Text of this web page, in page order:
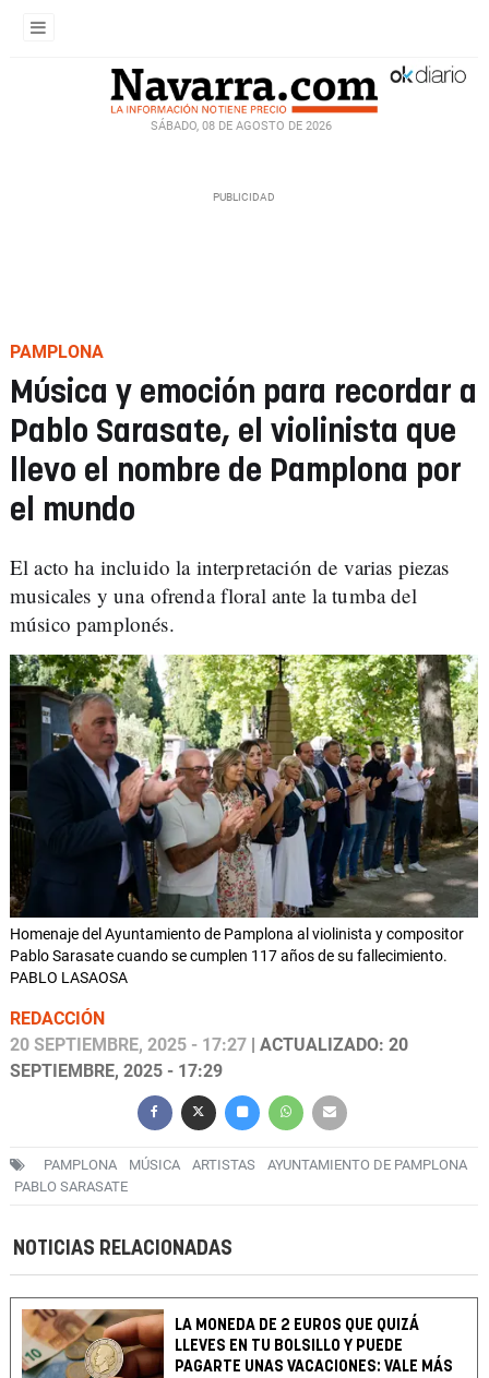
SÁBADO, 08 DE AGOSTO DE 2026
PAMPLONA
Música y emoción para recordar a
Pablo Sarasate, el violinista que
llevo el nombre de Pamplona por
el mundo
El acto ha incluido la interpretación de varias piezas
musicales y una ofrenda floral ante la tumba del
músico pamplonés.
Homenaje del Ayuntamiento de Pamplona al violinista y compositor
Pablo Sarasate cuando se cumplen 117 años de su fallecimiento.
PABLO LASAOSA
REDACCIÓN
20 SEPTIEMBRE, 2025 - 17:27 | ACTUALIZADO: 20
SEPTIEMBRE, 2025 - 17:29
PAMPLONA MÚSICA ARTISTAS
AYUNTAMIENTO DE PAMPLONA
PABLO SARASATE
NOTICIAS RELACIONADAS
LA MONEDA DE 2 EUROS QUE QUIZÁ
LLEVES EN TU BOLSILLO Y PUEDE
PAGARTE UNAS VACACIONES: VALE MÁS